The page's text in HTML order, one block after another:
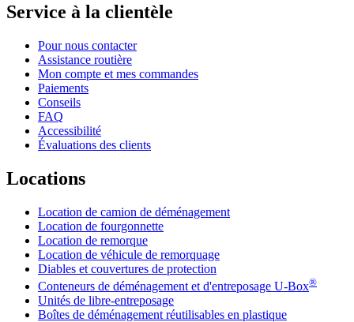
Service à la clientèle
Pour nous contacter
Assistance routière
Mon compte et mes commandes
Paiements
Conseils
FAQ
Accessibilité
Évaluations des clients
Locations
Location de camion de déménagement
Location de fourgonnette
Location de remorque
Location de véhicule de remorquage
Diables et couvertures de protection
Conteneurs de déménagement et d'entreposage U-Box®
Unités de libre-entreposage
Boîtes de déménagement réutilisables en plastique